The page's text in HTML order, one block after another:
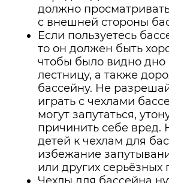
должно
с внешней стороны
Если пользуетесь
то он должен быть
чтобы было видно дно
лестницу, а также
бассейну. Не
играть с чехлами
могут запутаться,
причинить себе вред.
детей к чехлам для
избежание
или других